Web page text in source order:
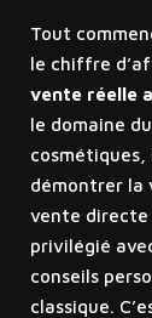
Tout
le chiffre
vente réelle
le domaine
démontrer la
vente directe
privilégié
conseils
classique.